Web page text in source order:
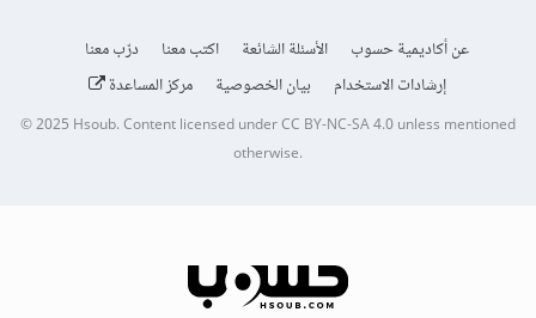
عن أكاديمية حسوب الأسئلة الشائعة اكتب معنا
درّب معنا
إرشادات الاستخدام
بيان الخصوصية مركز المساعدة
© 2025Hsoub.Content licensed underCC BY-NC-SA 4.0unless mentioned
otherwise.